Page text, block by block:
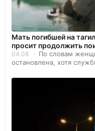
Мать погибшей на
просит продолжить
04.08
По словам
остановлена, хотя